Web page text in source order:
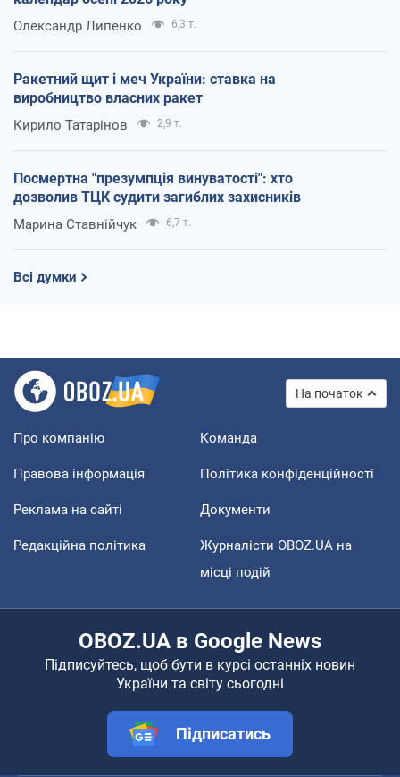
Олександр Липенко 6,3 т.
Ракетний щит і меч України: ставка на
виробництво власних ракет
Кирило Татарінов 2,9 т.
Посмертна "презумпція винуватості": хто
дозволив ТЦК судити загиблих захисників
Марина Ставнійчук 6,7 т.
Всі думки
На початок
Про компанію Команда
Правова інформація Політика конфіденційності
Реклама на сайті Документи
Редакційна політика
Журналісти OBOZ.UA на
місці подій
OBOZ.UA в Google News
Підписуйтесь, щоб бути в курсі останніх новин
України та світу сьогодні
Підписатись